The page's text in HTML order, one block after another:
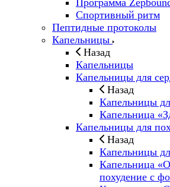
Программа
Спортивный ритм
Пептидные протоколы
Капельницы
Назад
Капельницы
Капельницы для
Назад
Капельницы
Капельница
Капельницы для
Назад
Капельницы
Капельница
похудение с